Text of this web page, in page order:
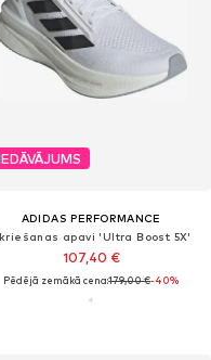
ADIDAS PERFORMANCE
apavi 'Ultra Boost 5X'
107,40 €
Pēdējā zemākā cena:179,00 €-40%